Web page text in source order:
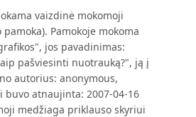
vaizdinė mokomoji
Pamokoje mokoma
jos pavadinimas:
pašviesinti nuotrauką?", ją į
autorius: anonymous,
buvo atnaujinta: 2007-04-16
medžiaga priklauso skyriui